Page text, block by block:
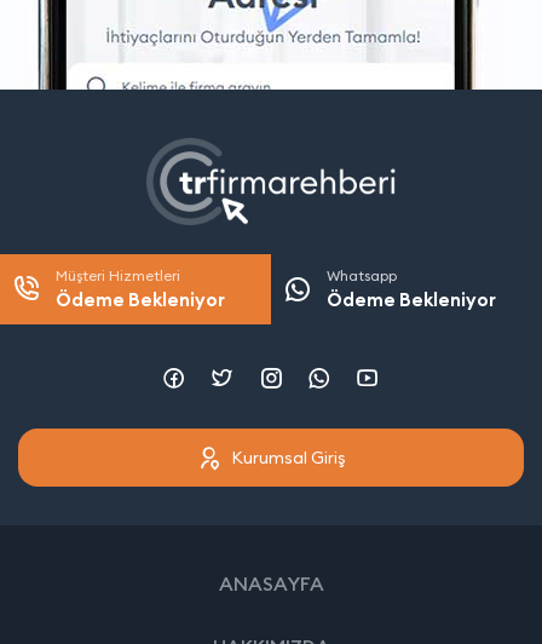
Müşteri Hizmetleri
Ödeme Bekleniyor
Whatsapp
Ödeme Bekleniyor
Kurumsal Giriş
ANASAYFA